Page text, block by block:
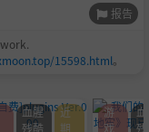
报告
15598.html。
血腥
残酷
近
期
游
戏